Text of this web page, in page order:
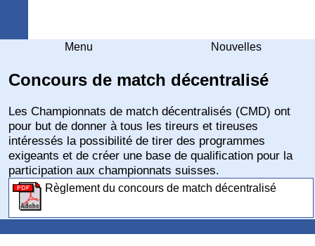
Menu Nouvelles
Concours de match décentralisé
Les Championnats de match décentralisés (CMD) ont
pour but de donner à tous les tireurs et tireuses
intéressés la possibilité de tirer des programmes
exigeants et de créer une base de qualification pour la
participation aux championnats suisses.
Règlement du concours de match décentralisé